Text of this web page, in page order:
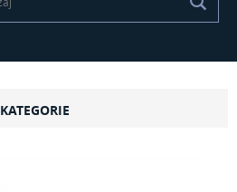
KATEGORIE